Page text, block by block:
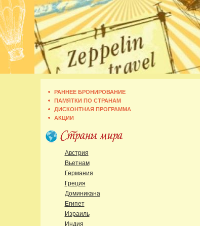
РАННЕЕ БРОНИРОВАНИЕ
ПАМЯТКИ ПО СТРАНАМ
ДИСКОНТНАЯ ПРОГРАММА
АКЦИИ
Австрия
Вьетнам
Германия
Греция
Доминикана
Египет
Израиль
Индия